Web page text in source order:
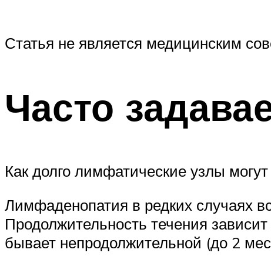
Статья не является медицинским
Часто
Как долго лимфатические узлы
Лимфаденопатия в редких случаях
Продолжительность течения
бывает непродолжительной (до 2